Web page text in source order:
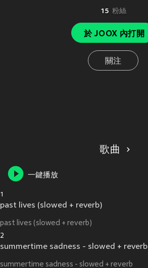
15 粉絲
於 JOOX 內打開
關注
歌曲
一鍵播放
1
past lives (slowed + reverb)
past lives (slowed + reverb)
2
summertime sadness - slowed + reverb
summertime sadness - slowed + reverb